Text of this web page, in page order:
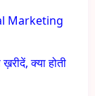
Marketing
क्या होती